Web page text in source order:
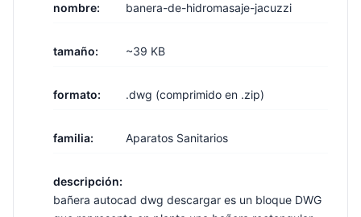
nombre: banera-de-hidromasaje-jacuzzi
tamaño: ~39 KB
formato: .dwg (comprimido en .zip)
familia: Aparatos Sanitarios
descripción:
bañera autocad dwg descargar es un bloque DWG